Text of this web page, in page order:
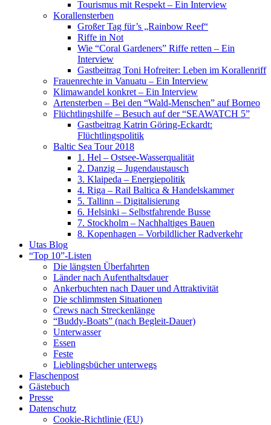
Tourismus mit Respekt – Ein Interview
Korallensterben
Großer Tag für’s „Rainbow Reef“
Riffe in Not
Wie “Coral Gardeners” Riffe retten – Ein
Interview
Gastbeitrag Toni Hofreiter: Leben im Korallenriff
Frauenrechte in Vanuatu – Ein Interview
Klimawandel konkret – Ein Interview
Artensterben – Bei den “Wald-Menschen” auf Borneo
Flüchtlingshilfe – Besuch auf der “SEAWATCH 5”
Gastbeitrag Katrin Göring-Eckardt:
Flüchtlingspolitik
Baltic Sea Tour 2018
1. Hel – Ostsee-Wasserqualität
2. Danzig – Jugendaustausch
3. Klaipeda – Energiepolitik
4. Riga – Rail Baltica & Handelskammer
5. Tallinn – Digitalisierung
6. Helsinki – Selbstfahrende Busse
7. Stockholm – Nachhaltiges Bauen
8. Kopenhagen – Vorbildlicher Radverkehr
Utas Blog
“Top 10”-Listen
Die längsten Überfahrten
Länder nach Aufenthaltsdauer
Ankerbuchten nach Dauer und Attraktivität
Die schlimmsten Situationen
Crews nach Streckenlänge
“Buddy-Boats” (nach Begleit-Dauer)
Unterwasser
Essen
Feste
Lieblingsbücher unterwegs
Flaschenpost
Gästebuch
Presse
Datenschutz
Cookie-Richtlinie (EU)